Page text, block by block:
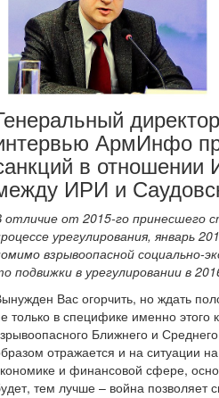
АрмИнфо
в отношении
ИРИ и
отличие от 2015-го принесшего
урегулирования, январь
взрывоопасной социально-
подвижки в урегулировании в
Вас огорчить, но ждать
только в специфике именно этого
Ближнего и
отражается и на ситуации
и финансовой сфере,
тем лучше – война позволяет